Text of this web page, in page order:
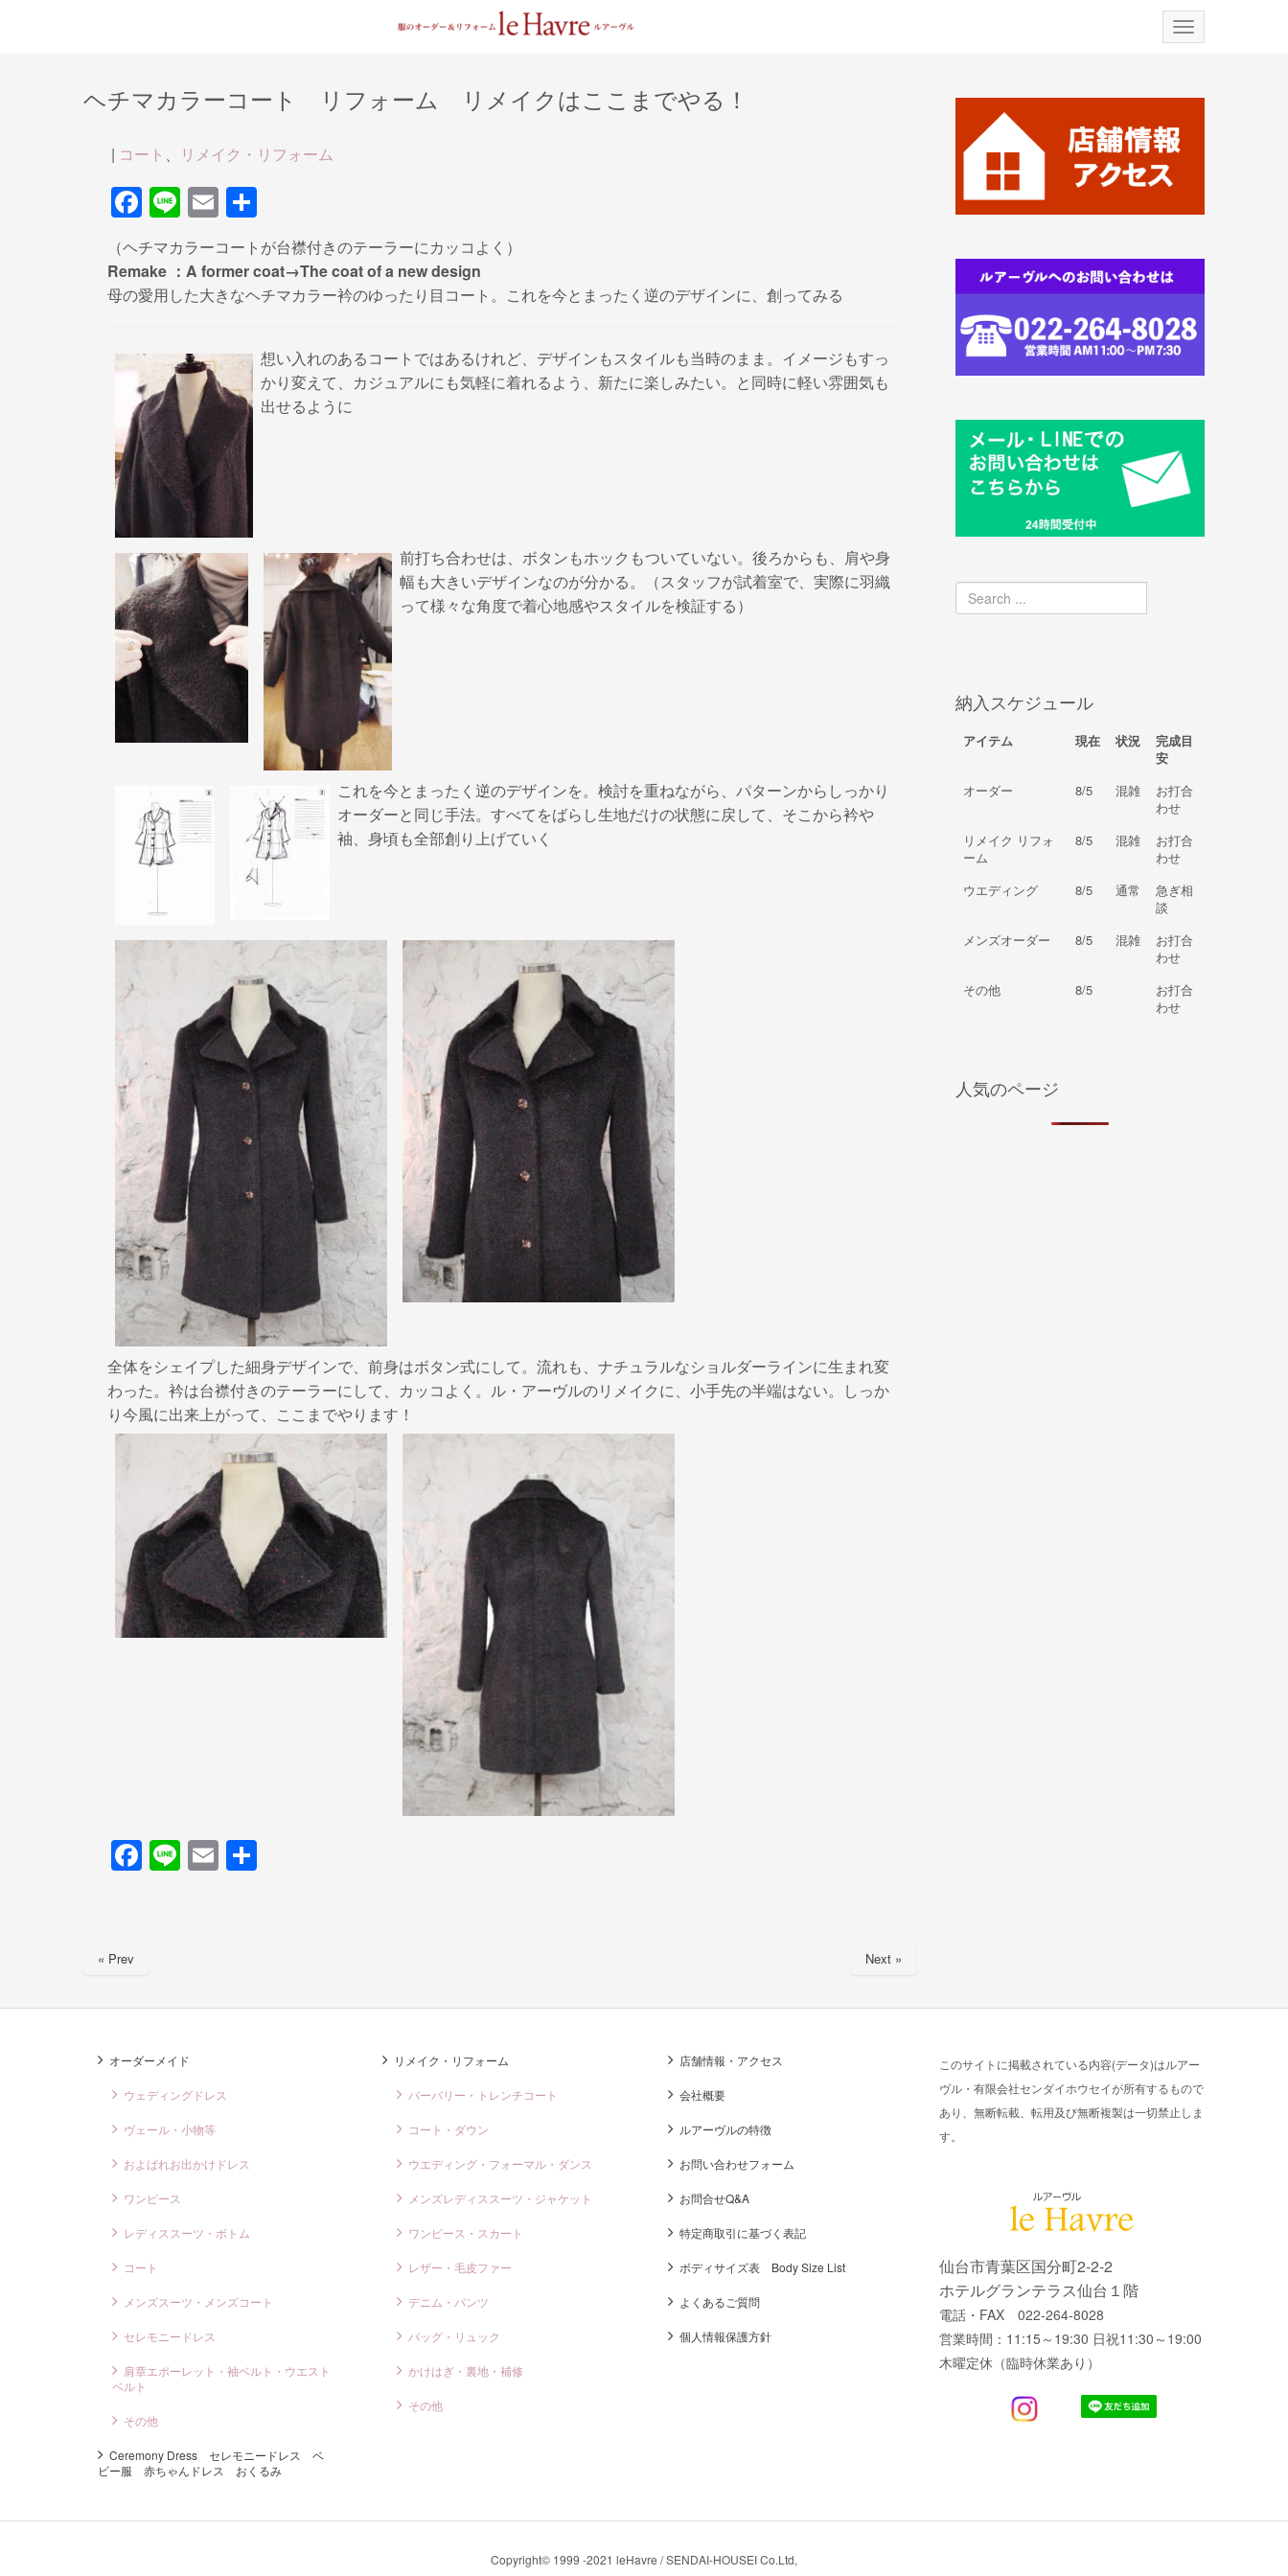
N
a
a
ヘチマカラーコート リフォーム リメイクはここまでやる！
| コート 、 リメイク・リフォーム
F
a
c
e
o
o
k
Li
n
e
E
m
ail
有
（ヘチマカラーコートが台襟付きのテーラーにカッコよく）
Remake ：A former coat→The coat of a new design
母の愛用した大きなヘチマカラー衿のゆったり目コート。これを今とまったく逆のデザインに、創ってみる
想い入れのあるコートではあるけれど、デザインもスタイルも当時のまま。イメージもすっ
かり変えて、カジュアルにも気軽に着れるよう、新たに楽しみたい。と同時に軽い雰囲気も
出せるように
前打ち合わせは、ボタンもホックもついていない。後ろからも、肩や身
幅も大きいデザインなのが分かる。（スタッフが試着室で、実際に羽織
って様々な角度で着心地感やスタイルを検証する）
これを今とまったく逆のデザインを。検討を重ねながら、パターンからしっかり
オーダーと同じ手法。すべてをばらし生地だけの状態に戻して、そこから衿や
袖、身頃も全部創り上げていく
全体をシェイプした細身デザインで、前身はボタン式にして。流れも、ナチュラルなショルダーラインに生まれ変
わった。衿は台襟付きのテーラーにして、カッコよく。ル・アーヴルのリメイクに、小手先の半端はない。しっか
り今風に出来上がって、ここまでやります！
F
a
o
k
Li
n
E
m
« Prev Next »
納入スケジュール
アイテム 現在 状況
完成目
安
オーダー
8/5 混雑
お打合
わせ
リメイク リフォ
ーム
8/5 混雑
お打合
わせ
ウエディング
8/5 通常
急ぎ相
談
メンズオーダー
8/5 混雑
お打合
わせ
その他
8/5
お打合
わせ
人気のページ
オーダーメイド
ウェディングドレス
ヴェール・小物等
およばれお出かけドレス
ワンピース
レディススーツ・ボトム
コート
メンズスーツ・メンズコート
セレモニードレス
肩章エポーレット・袖ベルト・ウエスト
ベルト
その他
Ceremony Dress セレモニードレス ベ
ビー服 赤ちゃんドレス おくるみ
リメイク・リフォーム
バーバリー・トレンチコート
コート・ダウン
ウエディング・フォーマル・ダンス
メンズレディススーツ・ジャケット
ワンピース・スカート
レザー・毛皮ファー
デニム・パンツ
バッグ・リュック
かけはぎ・裏地・補修
その他
店舗情報・アクセス
会社概要
ルアーヴルの特徴
お問い合わせフォーム
お問合せQ&A
特定商取引に基づく表記
ボディサイズ表 Body Size List
よくあるご質問
個人情報保護方針
このサイトに掲載されている内容(データ)はルアー
ヴル・有限会社センダイホウセイが所有するもので
あり、無断転載、転用及び無断複製は一切禁止しま
す。
仙台市青葉区国分町2-2-2
ホテルグランテラス仙台１階
電話・FAX 022-264-8028
営業時間：11:15～19:30 日祝11:30～19:00
木曜定休（臨時休業あり）
Copyright© 1999 -2021 leHavre / SENDAI-HOUSEI Co.Ltd,